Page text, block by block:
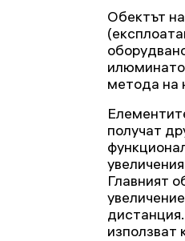
Обектът
метода на
получат
Главният
използват